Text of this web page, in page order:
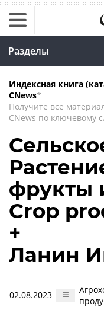
Разделы
Индексная книга
CNews*
Получите все
CNews по ключевому
фрукты
Crop
+
Ланин
02.08.2023